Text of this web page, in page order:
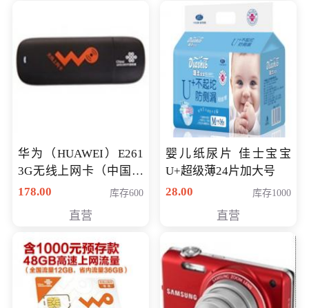
华为（HUAWEI）E261
3G无线上网卡（中国联
通）
178.00 库存600
直营
婴儿纸尿片 佳士宝宝
U+超级薄24片加大号
28.00
库存1000
直营